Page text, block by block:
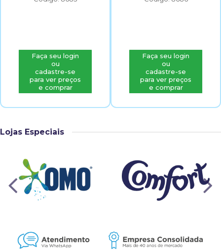
Faça seu login
ou
cadastre-se
para ver preços
e comprar
Faça seu login
ou
cadastre-se
para ver preços
e comprar
Lojas Especiais